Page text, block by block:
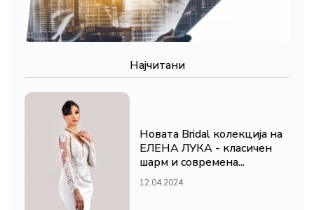
Најчитани
Новата Bridal колекција на
ЕЛЕНА ЛУКА - класичен
шарм и современа...
12.04.2024